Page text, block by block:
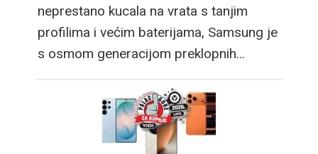
neprestano kucala na vrata s tanjim
profilima i većim baterijama, Samsung je
s osmom generacijom preklopnih…